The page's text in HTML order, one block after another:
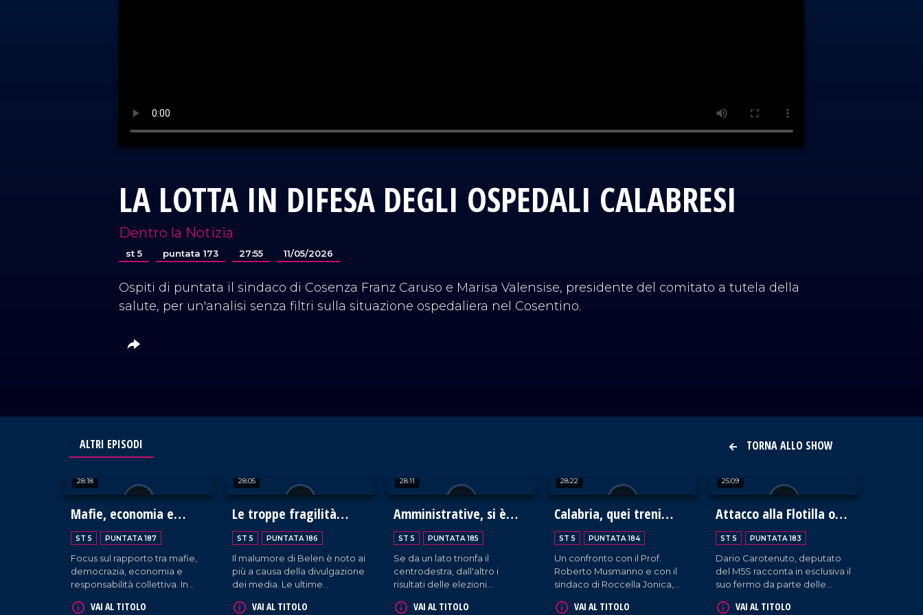
LA LOTTA IN DIFESA DEGLI OSPEDALI CALABRESI
Dentro la Notizia
st 5 puntata 173 27:55 11/05/2026
Ospiti di puntata il sindaco di Cosenza Franz Caruso e Marisa Valensise, presidente del comitato a tutela della
salute, per un'analisi senza filtri sulla situazione ospedaliera nel Cosentino.
TORNA ALLO SHOW
ALTRI EPISODI
28:18
Mafie, economia e
potere: l'analisi di
Nicaso
ST 5 PUNTATA 187
Focus sul rapporto tra mafie,
democrazia, economia e
responsabilità collettiva. In
Cambareri e il Prof. Giancarlo
VAI AL TITOLO
28:05
Le troppe fragilità
nell'era dei social
ST 5 PUNTATA 186
Il malumore di Belen è noto ai
più a causa della divulgazione
dei media. Le ultime
riflessione sulle fragilità che
VAI AL TITOLO
28:11
Amministrative, si è
sfasciato il campo largo
ST 5 PUNTATA 185
Se da un lato trionfa il
centrodestra, dall'altro i
risultati delle elezioni
una battuta d'arresto per il
VAI AL TITOLO
28:22
Calabria, quei treni
chiamati desiderio
ST 5 PUNTATA 184
Un confronto con il Prof.
Roberto Musmanno e con il
sindaco di Roccella Jonica,
ferroviaria calabrese che
VAI AL TITOLO
25:09
Attacco alla Flotilla o
alla democrazia?
ST 5 PUNTATA 183
Dario Carotenuto, deputato
del M5S racconta in esclusiva il
suo fermo da parte delle
trovava a bordo della Flotilla.
VAI AL TITOLO